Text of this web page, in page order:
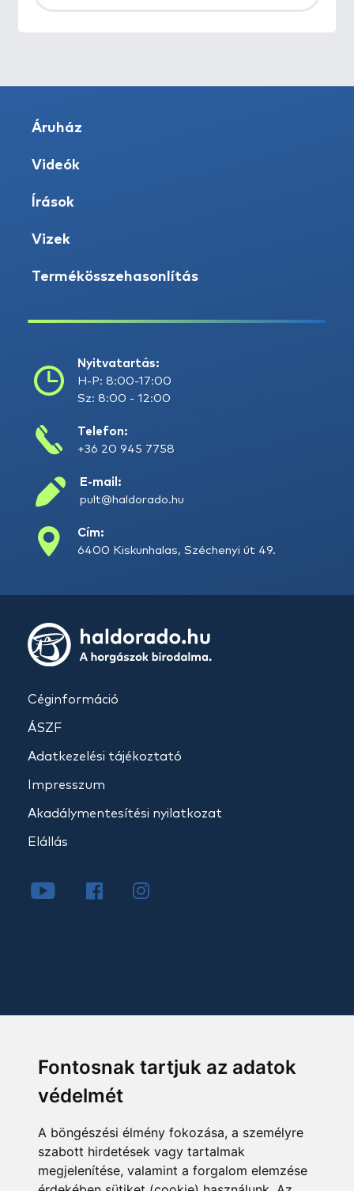
Fontosnak tartjuk az adatok
védelmét
A böngészési élmény fokozása, a személyre
szabott hirdetések vagy tartalmak
megjelenítése, valamint a forgalom elemzése
Áruház
Videók
Írások
Vizek
Termékösszehasonlítás
Nyitvatartás:
H-P: 8:00-17:00
Sz: 8:00 - 12:00
Telefon:
+36 20 945 7758
E-mail:
pult@haldorado.hu
Cím:
6400 Kiskunhalas, Széchenyi út 49.
Céginformáció
ÁSZF
Adatkezelési tájékoztató
Impresszum
Akadálymentesítési nyilatkozat
Elállás